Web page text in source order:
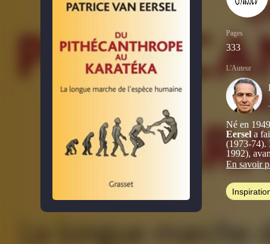
Pages
333
L'Auteur
Né en
Eersel a
(1973-74).
1992),
Clés, puis
Albin
Marié,
pratiquant
En savoir